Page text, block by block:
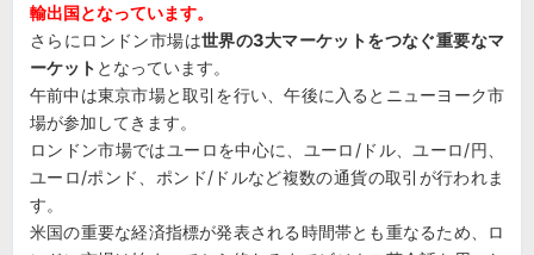
輸出国となっています。
さらにロンドン市場は世界の3大マーケットをつなぐ重要なマ
ーケット となっています。
午前中は東京市場と取引を行い、午後に入るとニューヨーク市
場が参加してきます。
ロンドン市場ではユーロを中心に、ユーロ/ドル、ユーロ/円、
ユーロ/ポンド、ポンド/ドルなど複数の通貨の取引が行われま
す。
米国の重要な経済指標が発表される時間帯とも重なるため、ロ